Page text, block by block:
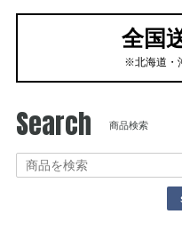
全国
※北海道・
Search 商品検索